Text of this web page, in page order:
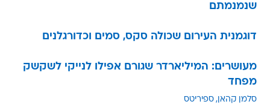
שנמנמתם
דוגמנית העירום שכולה סקס, סמים וכדורגלנים
מעושרים: המיליארדר שגורם אפילו לנייקי לשקשק
מפחד
סלמן קהאן ספיריטס